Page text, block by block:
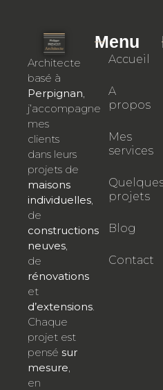
Architecte
basé à
Perpignan
j’accompagne
mes
clients
dans leurs
projets de
maisons
individuelles
de
constructions
neuves
de
rénovations
et
d’extensions
Chaque
projet est
pensé sur
mesure
en
Menu
Accueil
A
propos
Mes
services
projets
Blog
Contact